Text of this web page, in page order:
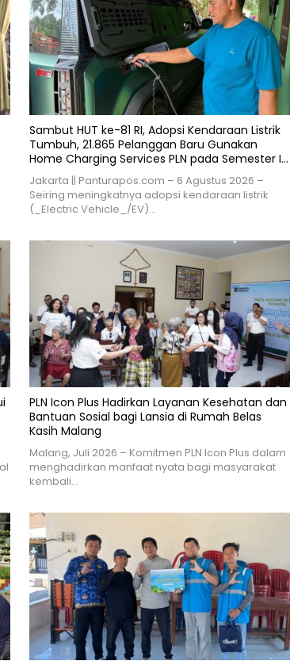
Sambut HUT ke-81 RI, Adopsi Kendaraan Listrik
Tumbuh, 21.865 Pelanggan Baru Gunakan
Home Charging Services PLN pada Semester I
Jakarta || Panturapos.com – 6 Agustus 2026 –
Seiring meningkatnya adopsi kendaraan listrik
(_Electric Vehicle_/EV)…
PLN Icon Plus Hadirkan Layanan Kesehatan dan
Bantuan Sosial bagi Lansia di Rumah Belas
Kasih Malang
Malang, Juli 2026 – Komitmen PLN Icon Plus dalam
menghadirkan manfaat nyata bagi masyarakat
kembali…